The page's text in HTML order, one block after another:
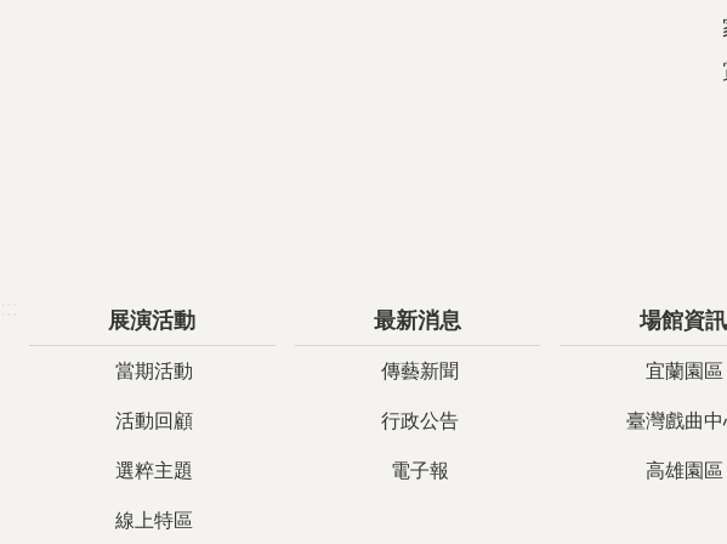
展演活動
當期活動
活動回顧
選粹主題
線上特區
最新消息
傳藝新聞
行政公告
電子報
場館資訊
宜蘭園區
臺灣戲曲中
高雄園區